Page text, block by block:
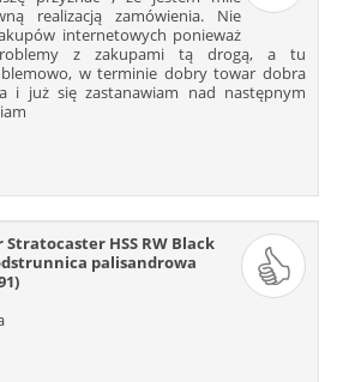
realizacją zamówienia. Nie
internetowych ponieważ
z zakupami tą drogą, a tu
w terminie dobry towar dobra
i już się zastanawiam nad następnym
HSS RW Black
palisandrowa